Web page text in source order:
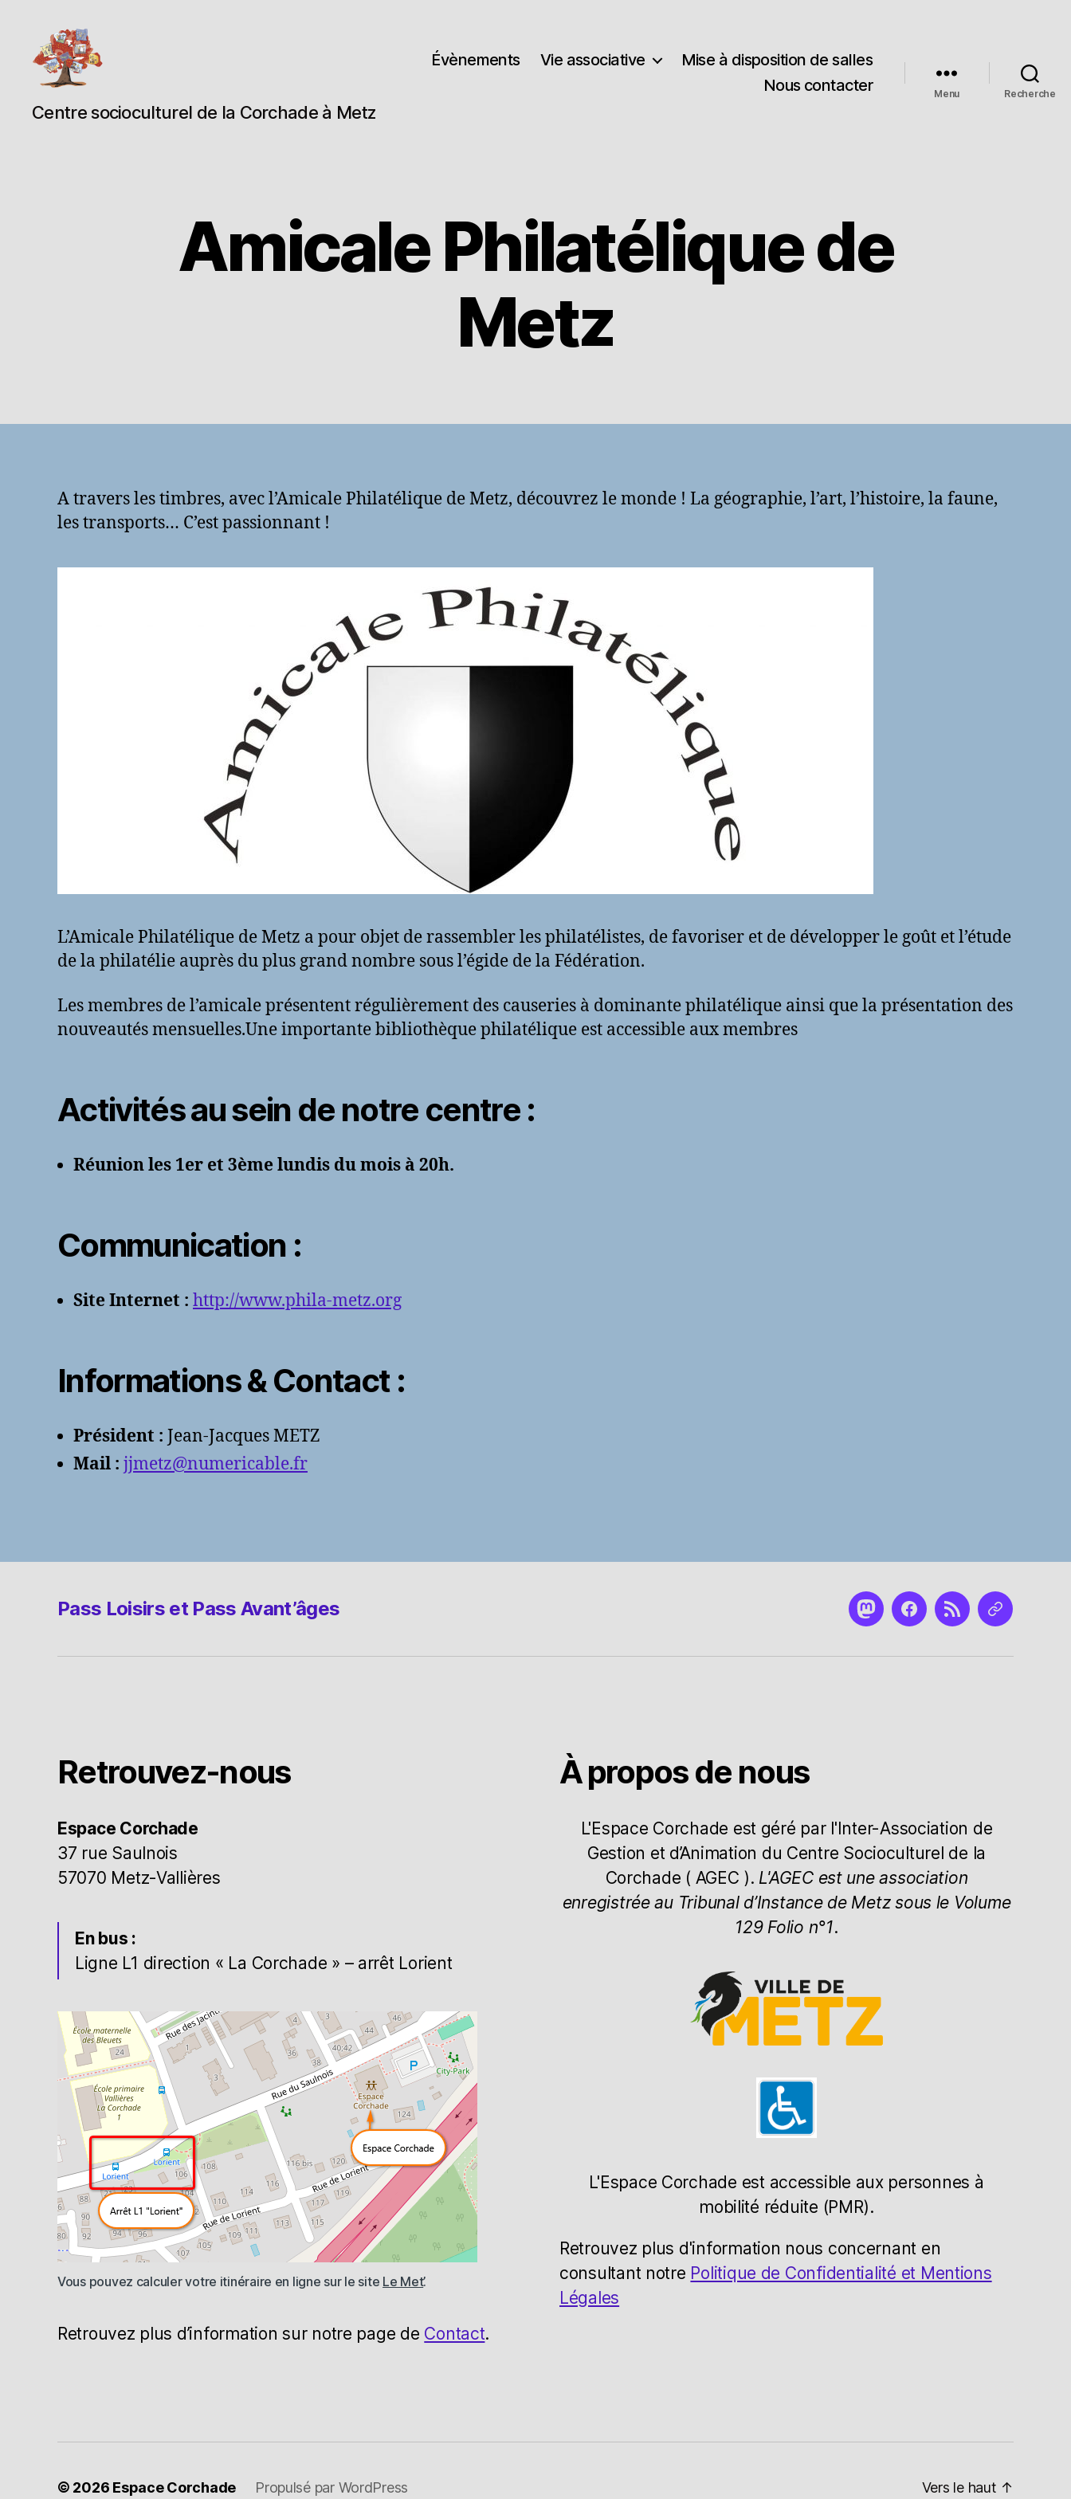
Corchade
Centre socioculturel de la Corchade à Metz
Évènements Vie associative
Mise à disposition de salles
Nous contacter
Menu Recherche
Amicale Philatélique de
Metz
A travers les timbres, avec l’Amicale Philatélique de Metz, découvrez le monde ! La géographie, l’art, l’histoire, la faune,
les transports… C’est passionnant !
L’Amicale Philatélique de Metz a pour objet de rassembler les philatélistes, de favoriser et de développer le goût et l’étude
de la philatélie auprès du plus grand nombre sous l’égide de la Fédération.
Les membres de l’amicale présentent régulièrement des causeries à dominante philatélique ainsi que la présentation des
nouveautés mensuelles.Une importante bibliothèque philatélique est accessible aux membres
Activités au sein de notre centre :
Réunion les 1er et 3ème lundis du mois à 20h.
Communication :
Site Internet : http://www.phila-metz.org
Informations & Contact :
Président : Jean-Jacques METZ
Mail : jjmetz@numericable.fr
Pass Loisirs et Pass Avant’âges MastodonFacebook
RSS
Nous
Retrouvez-nous
Espace Corchade
37 rue Saulnois
57070 Metz-Vallières
En bus :
Ligne L1 direction « La Corchade » – arrêt Lorient
Vous pouvez calculer votre itinéraire en ligne sur le site Le Met’.
Retrouvez plus d’information sur notre page de Contact.
À propos de nous
L'Espace Corchade est géré par l'Inter-Association de
Gestion et d’Animation du Centre Socioculturel de la
Corchade ( AGEC ). L'AGEC est une association
enregistrée au Tribunal d’Instance de Metz sous le Volume
129 Folio n°1.
L'Espace Corchade est accessible aux personnes à
mobilité réduite (PMR).
Retrouvez plus d'information nous concernant en
consultant notre Politique de Confidentialité et Mentions
Légales
© 2026 Espace Corchade Propulsé par WordPress Vers le haut ↑